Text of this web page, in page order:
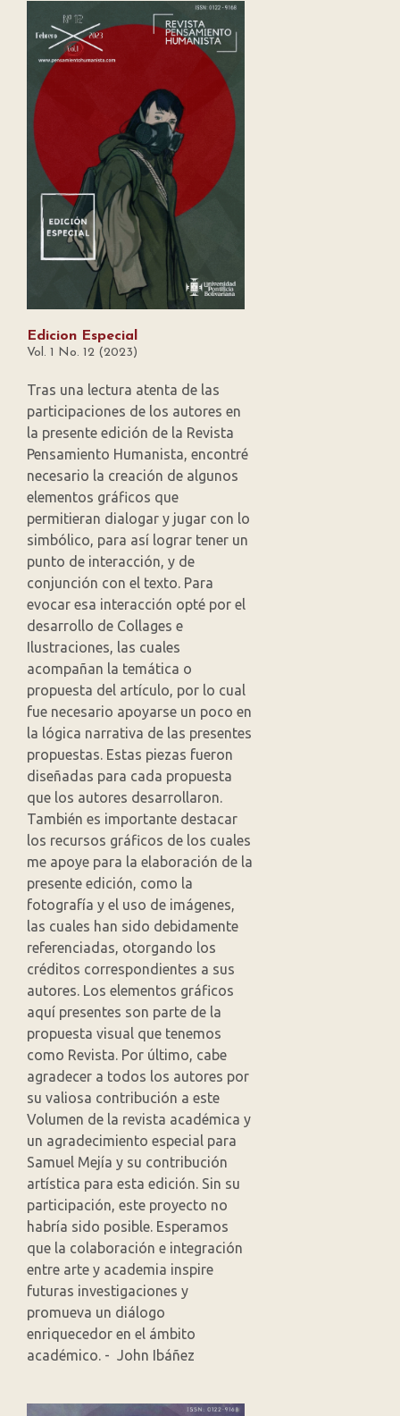
Edicion Especial
Vol. 1 No. 12 (2023)
Tras una lectura atenta de las
participaciones de los autores en
la presente edición de la Revista
Pensamiento Humanista, encontré
necesario la creación de algunos
elementos gráficos que
permitieran dialogar y jugar con lo
simbólico, para así lograr tener un
punto de interacción, y de
conjunción con el texto. Para
evocar esa interacción opté por el
desarrollo de Collages e
Ilustraciones, las cuales
acompañan la temática o
propuesta del artículo, por lo cual
fue necesario apoyarse un poco en
la lógica narrativa de las presentes
propuestas. Estas piezas fueron
diseñadas para cada propuesta
que los autores desarrollaron.
También es importante destacar
los recursos gráficos de los cuales
me apoye para la elaboración de la
presente edición, como la
fotografía y el uso de imágenes,
las cuales han sido debidamente
referenciadas, otorgando los
créditos correspondientes a sus
autores. Los elementos gráficos
aquí presentes son parte de la
propuesta visual que tenemos
como Revista. Por último, cabe
agradecer a todos los autores por
su valiosa contribución a este
Volumen de la revista académica y
un agradecimiento especial para
Samuel Mejía y su contribución
artística para esta edición. Sin su
participación, este proyecto no
habría sido posible. Esperamos
que la colaboración e integración
entre arte y academia inspire
futuras investigaciones y
promueva un diálogo
enriquecedor en el ámbito
académico. - John Ibáñez